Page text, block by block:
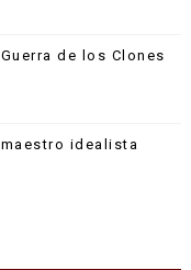
de los Clones
idealista